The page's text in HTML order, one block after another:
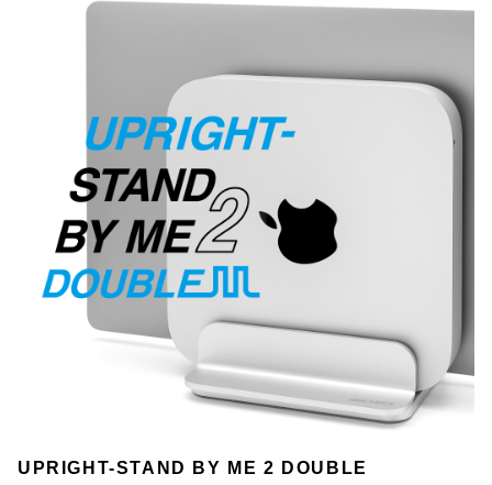
UPRIGHT-STAND BY ME 2 DOUBLE